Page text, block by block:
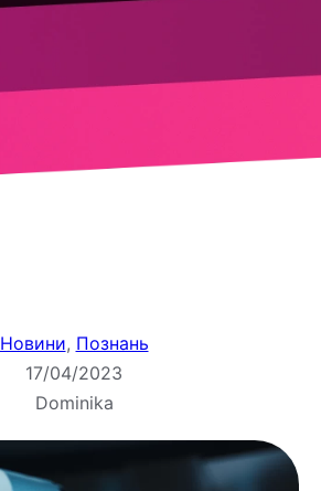
Dominika
17/04/2023
Новини, Познань